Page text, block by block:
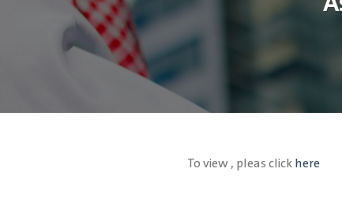
To view , pleas clickhere